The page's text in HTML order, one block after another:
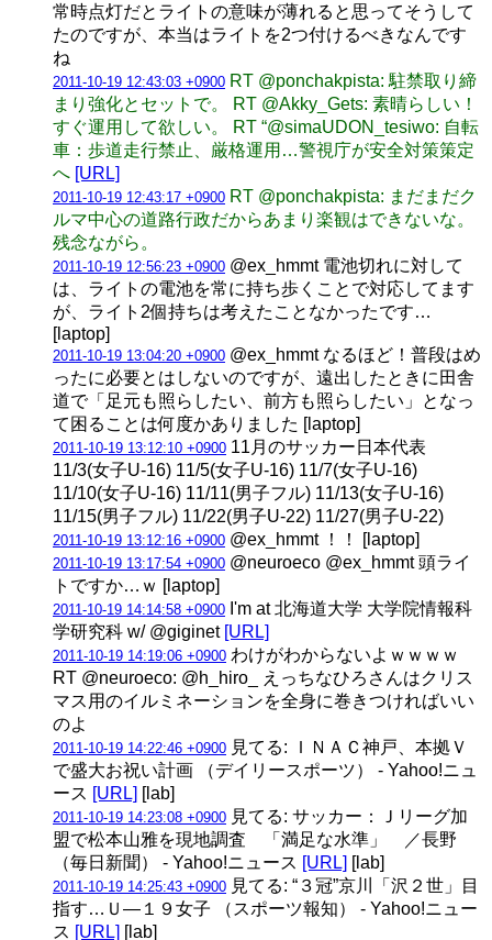
常時点灯だとライトの意味が薄れると思ってそうして
たのですが、本当はライトを2つ付けるべきなんです
ね
2011-10-19 12:43:03 +0900 RT @ponchakpista: 駐禁取り締
まり強化とセットで。 RT @Akky_Gets: 素晴らしい！
すぐ運用して欲しい。 RT “@simaUDON_tesiwo: 自転
車：歩道走行禁止、厳格運用…警視庁が安全対策策定
へ [URL]
2011-10-19 12:43:17 +0900 RT @ponchakpista: まだまだク
ルマ中心の道路行政だからあまり楽観はできないな。
残念ながら。
2011-10-19 12:56:23 +0900 @ex_hmmt 電池切れに対して
は、ライトの電池を常に持ち歩くことで対応してます
が、ライト2個持ちは考えたことなかったです…
[laptop]
2011-10-19 13:04:20 +0900 @ex_hmmt なるほど！普段はめ
ったに必要とはしないのですが、遠出したときに田舎
道で「足元も照らしたい、前方も照らしたい」となっ
て困ることは何度かありました [laptop]
2011-10-19 13:12:10 +0900 11月のサッカー日本代表
11/3(女子U-16) 11/5(女子U-16) 11/7(女子U-16)
11/10(女子U-16) 11/11(男子フル) 11/13(女子U-16)
11/15(男子フル) 11/22(男子U-22) 11/27(男子U-22)
2011-10-19 13:12:16 +0900 @ex_hmmt ！！ [laptop]
2011-10-19 13:17:54 +0900 @neuroeco @ex_hmmt 頭ライ
トですか…ｗ [laptop]
2011-10-19 14:14:58 +0900 I'm at 北海道大学 大学院情報科
学研究科 w/ @giginet [URL]
2011-10-19 14:19:06 +0900 わけがわからないよｗｗｗｗ
RT @neuroeco: @h_hiro_ えっちなひろさんはクリス
マス用のイルミネーションを全身に巻きつければいい
のよ
2011-10-19 14:22:46 +0900 見てる: ＩＮＡＣ神戸、本拠Ｖ
で盛大お祝い計画 （デイリースポーツ） - Yahoo!ニュ
ース [URL] [lab]
2011-10-19 14:23:08 +0900 見てる: サッカー：Ｊリーグ加
盟で松本山雅を現地調査 「満足な水準」 ／長野
（毎日新聞） - Yahoo!ニュース [URL] [lab]
2011-10-19 14:25:43 +0900 見てる: “３冠”京川「沢２世」目
指す…Ｕ―１９女子 （スポーツ報知） - Yahoo!ニュー
ス [URL] [lab]